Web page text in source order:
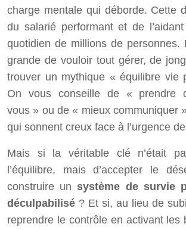
charge mentale qui déborde. Cette
du salarié performant et de
quotidien de millions de personnes.
grande de vouloir tout gérer, de
trouver un mythique « équilibre vie
On vous conseille de « prendre
vous » ou de « mieux communiquer
qui sonnent creux face à l’urgence
Mais si la véritable clé n’était
l’équilibre, mais d’accepter le
construire unsystème de survie
déculpabilisé ? Et si, au lieu de
reprendre le contrôle en activant les